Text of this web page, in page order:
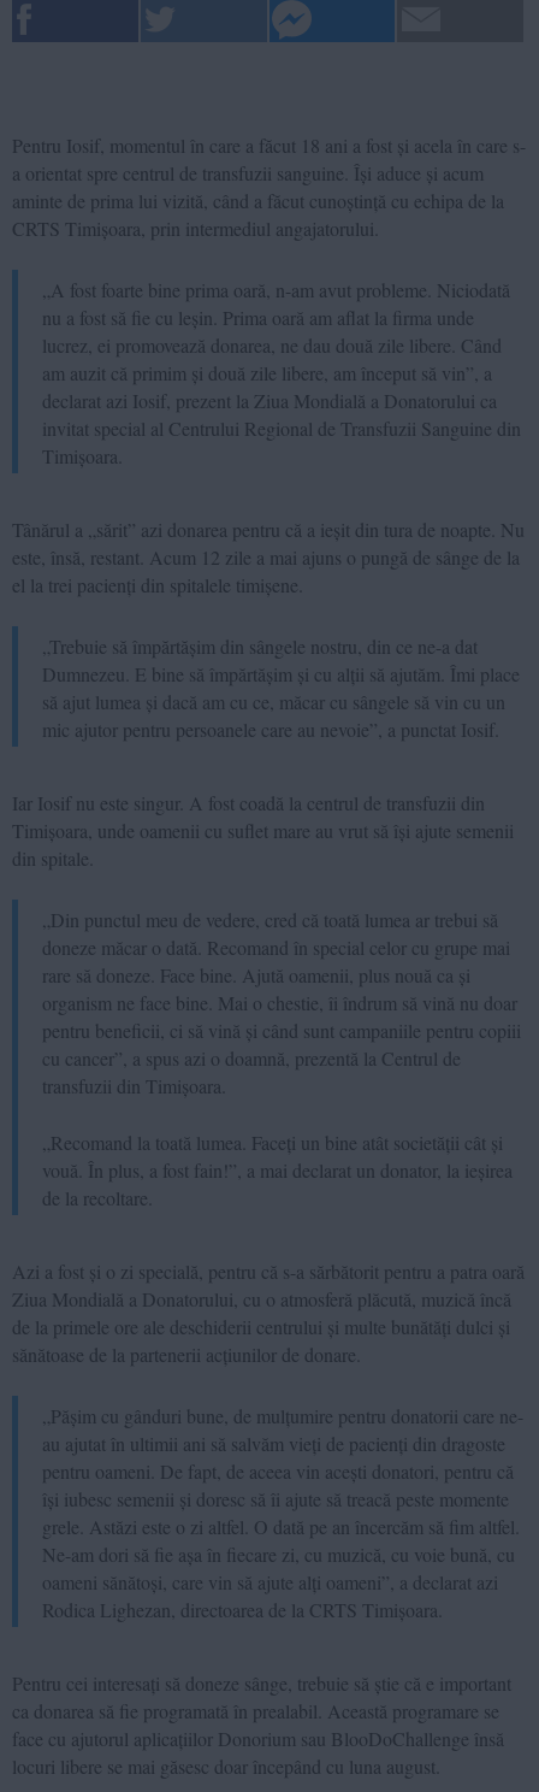
Pentru Iosif, momentul în care a făcut 18 ani a fost și acela în care s-
a orientat spre centrul de transfuzii sanguine. Își aduce și acum
aminte de prima lui vizită, când a făcut cunoștință cu echipa de la
CRTS Timișoara, prin intermediul angajatorului.
„A fost foarte bine prima oară, n-am avut probleme. Niciodată
nu a fost să fie cu leșin. Prima oară am aflat la firma unde
lucrez, ei promovează donarea, ne dau două zile libere. Când
am auzit că primim și două zile libere, am început să vin”, a
declarat azi Iosif, prezent la Ziua Mondială a Donatorului ca
invitat special al Centrului Regional de Transfuzii Sanguine din
Timișoara.
Tânărul a „sărit” azi donarea pentru că a ieșit din tura de noapte. Nu
este, însă, restant. Acum 12 zile a mai ajuns o pungă de sânge de la
el la trei pacienți din spitalele timișene.
„Trebuie să împărtășim din sângele nostru, din ce ne-a dat
Dumnezeu. E bine să împărtășim și cu alții să ajutăm. Îmi place
să ajut lumea și dacă am cu ce, măcar cu sângele să vin cu un
mic ajutor pentru persoanele care au nevoie”, a punctat Iosif.
Iar Iosif nu este singur. A fost coadă la centrul de transfuzii din
Timișoara, unde oamenii cu suflet mare au vrut să își ajute semenii
din spitale.
„Din punctul meu de vedere, cred că toată lumea ar trebui să
doneze măcar o dată. Recomand în special celor cu grupe mai
rare să doneze. Face bine. Ajută oamenii, plus nouă ca și
organism ne face bine. Mai o chestie, îi îndrum să vină nu doar
pentru beneficii, ci să vină și când sunt campaniile pentru copiii
cu cancer”, a spus azi o doamnă, prezentă la Centrul de
transfuzii din Timișoara.
„Recomand la toată lumea. Faceți un bine atât societății cât și
vouă. În plus, a fost fain!”, a mai declarat un donator, la ieșirea
de la recoltare.
Azi a fost și o zi specială, pentru că s-a sărbătorit pentru a patra oară
Ziua Mondială a Donatorului, cu o atmosferă plăcută, muzică încă
de la primele ore ale deschiderii centrului și multe bunătăți dulci și
sănătoase de la partenerii acțiunilor de donare.
„Pășim cu gânduri bune, de mulțumire pentru donatorii care ne-
au ajutat în ultimii ani să salvăm vieți de pacienți din dragoste
pentru oameni. De fapt, de aceea vin acești donatori, pentru că
își iubesc semenii și doresc să îi ajute să treacă peste momente
grele. Astăzi este o zi altfel. O dată pe an încercăm să fim altfel.
Ne-am dori să fie așa în fiecare zi, cu muzică, cu voie bună, cu
oameni sănătoși, care vin să ajute alți oameni”, a declarat azi
Rodica Lighezan, directoarea de la CRTS Timișoara.
Pentru cei interesați să doneze sânge, trebuie să știe că e important
ca donarea să fie programată în prealabil. Această programare se
face cu ajutorul aplicațiilor Donorium sau BlooDoChallenge însă
locuri libere se mai găsesc doar începând cu luna august.